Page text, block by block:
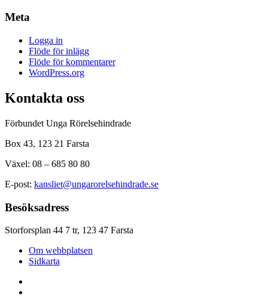
Meta
Logga in
Flöde för inlägg
Flöde för kommentarer
WordPress.org
Kontakta oss
Förbundet Unga Rörelsehindrade
Box 43, 123 21 Farsta
Växel: 08 – 685 80 80
E-post: kansliet@ungarorelsehindrade.se
Besöksadress
Storforsplan 44 7 tr, 123 47 Farsta
Om webbplatsen
Sidkarta